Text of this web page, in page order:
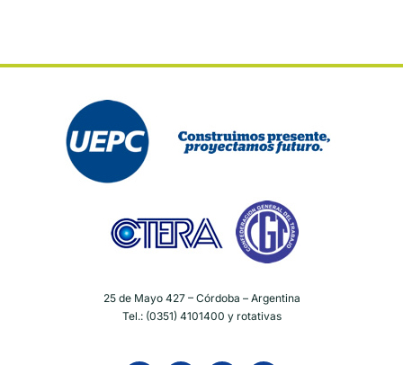
25 de Mayo 427 – Córdoba – Argentina
Tel.: (0351) 4101400 y rotativas